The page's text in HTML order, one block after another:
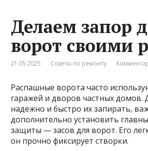
Делаем запор
ворот своими
21.05.2025 Советы по ремонту
Распашные ворота часто
гаражей и дворов частных домов.
надёжно и быстро их запирать,
дополнительно установить
защиты — засов для ворот. Его
он прочно фиксирует створки.